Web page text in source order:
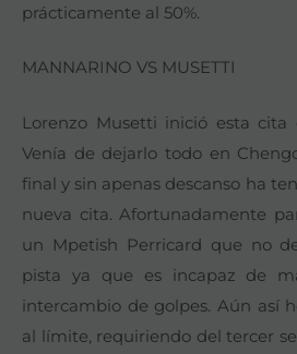
prácticamente al 50%.
MANNARINO VS MUSETTI
Lorenzo Musetti inició esta cita
Venía de dejarlo todo en
final y sin apenas descanso ha
nueva cita. Afortunadamente
un Mpetish Perricard que no
pista ya que es incapaz de
intercambio de golpes. Aún así
al límite, requiriendo del tercer